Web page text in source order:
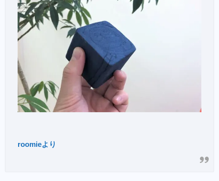
roomieより